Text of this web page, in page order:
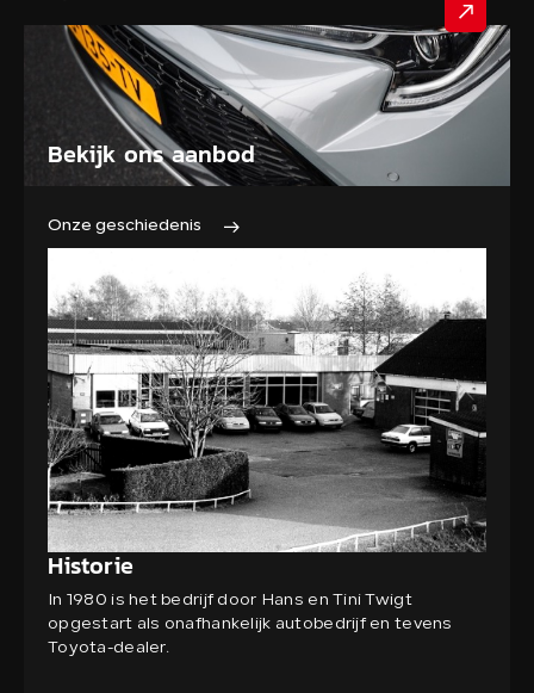
Bekijk ons aanbod
Onze occasionvoorraad telt gemiddeld zo’n 60 auto’s en
vertegenwoordigd alle merken auto’s in alle prijsklassen.
Onze geschiedenis
Historie
In 1980 is het bedrijf door Hans en Tini Twigt
opgestart als onafhankelijk autobedrijf en tevens
Toyota-dealer.